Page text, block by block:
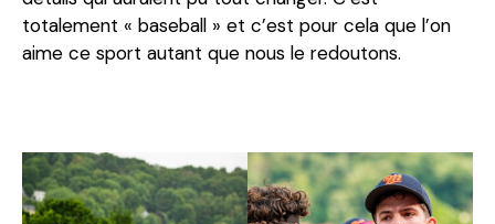
totalement « baseball » et c’est pour cela que l’on
aime ce sport autant que nous le redoutons.